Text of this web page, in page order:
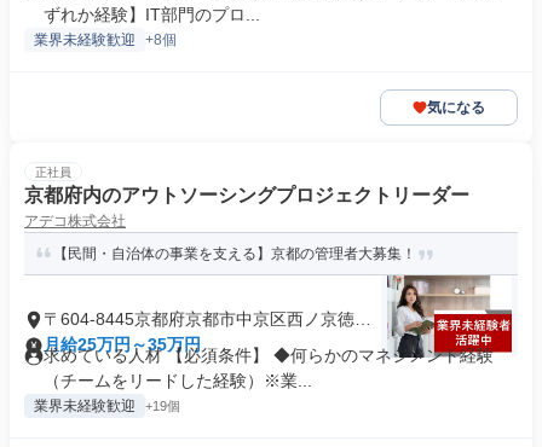
ずれか経験】IT部門のプロ...
業界未経験歓迎 +8個
気になる
正社員
京都府内のアウトソーシングプロジェクトリーダー
アデコ株式会社
【民間・自治体の事業を支える】京都の管理者大募集！
〒604-8445京都府京都市中京区西ノ京徳大
寺町
月給25万円～35万円
求めている人材 【必須条件】 ◆何らかのマネジメント経験
（チームをリードした経験）※業...
業界未経験歓迎 +19個